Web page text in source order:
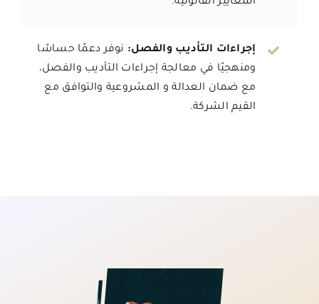
إجراءات التأديب والفصل: نوفر دعمًا حساسًا
ومنهجيًا في معالجة إجراءات التأديب والفصل،
مع ضمان العدالة و المشروعية والتوافق مع
القيم الشركة.